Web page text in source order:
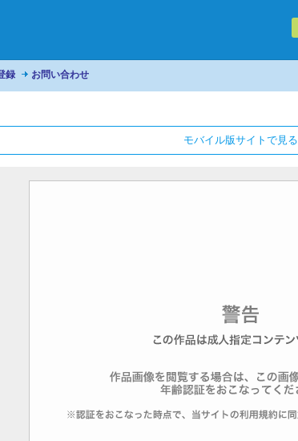
録 お問い合わせ
モバイル版サイトで見る